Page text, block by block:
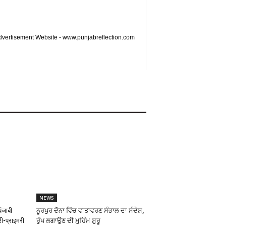
Website - www.punjabreflection.com
प्राइमरी
NEWS
ਨੂਰਪੁਰ ਦੋਨਾ ਵਿੱਚ ਵਾਤਾਵਰਣ ਸੰਭਾਲ ਦਾ ਸੰਦੇਸ਼,
ਰੁੱਖ ਲਗਾਉਣ ਦੀ ਮੁਹਿੰਮ ਸ਼ੁਰੂ